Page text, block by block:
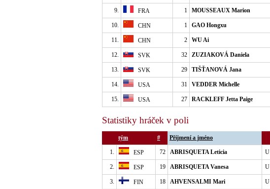
9. FRA 1 MOUSSEAUX Marion
10. CHN 1 GAO Hongxu
11. CHN 2 WU Ai
12. SVK 32 ZUZIAKOVÁ Daniela
13. SVK 29 TIŠŤANOVÁ Jana
14. USA 31 VEDDER Michelle
15. USA 27 RACKLEFF Jetta Paige
Statistiky hráček v poli
tým # Příjmení a jméno
1. ESP 72 ABRISQUETA Leticia U
2. ESP 19 ABRISQUETA Vanesa U
3. FIN 18 AHVENSALMI Mari U